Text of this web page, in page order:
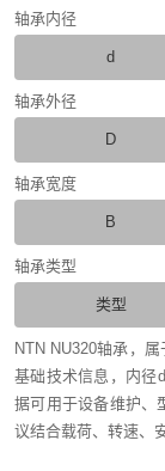
轴承内径
d
轴承外径
D
轴承宽度
B
轴承类型
类型
NTN NU320轴承，
基础技术信息，内径
据可用于设备维护、
议结合载荷、转速、